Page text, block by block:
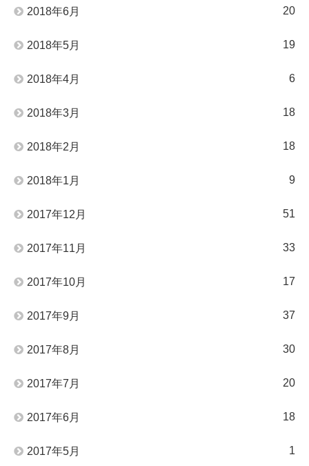
2018年6月 20
2018年5月 19
2018年4月 6
2018年3月 18
2018年2月 18
2018年1月 9
2017年12月 51
2017年11月 33
2017年10月 17
2017年9月 37
2017年8月 30
2017年7月 20
2017年6月 18
2017年5月 1